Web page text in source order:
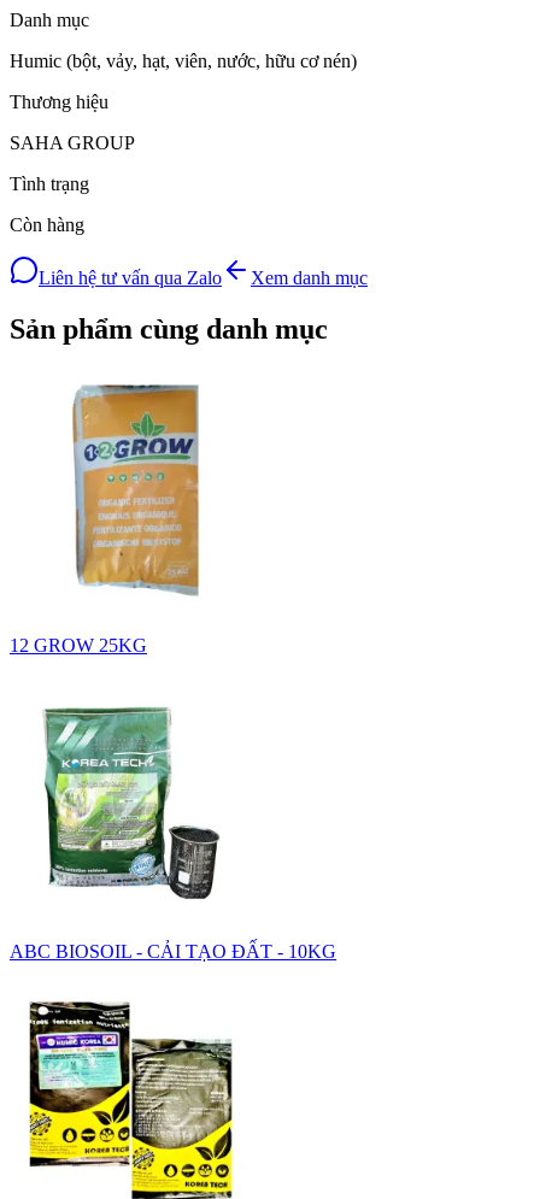
Danh mục
Humic (bột, vảy, hạt, viên, nước, hữu cơ nén)
Thương hiệu
SAHA GROUP
Tình trạng
Còn hàng
Liên hệ tư vấn qua Zalo Xem danh mục
Sản phẩm cùng danh mục
12 GROW 25KG
ABC BIOSOIL - CẢI TẠO ĐẤT - 10KG